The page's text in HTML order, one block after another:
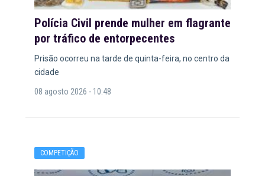
Polícia Civil prende mulher em flagrante
por tráfico de entorpecentes
Prisão ocorreu na tarde de quinta-feira, no centro da
cidade
08 agosto 2026 - 10:48
COMPETIÇÃO